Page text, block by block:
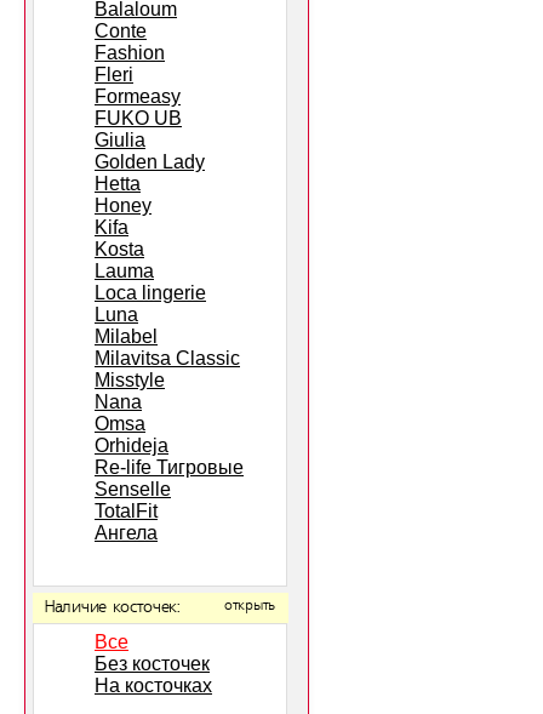
Balaloum
Conte
Fashion
Fleri
Formeasy
FUKO UB
Giulia
Golden Lady
Hetta
Honey
Kifa
Kosta
Lauma
Loca lingerie
Luna
Milabel
Milavitsa Classic
Misstyle
Nana
Omsa
Orhideja
Re-life Тигровые
Senselle
TotalFit
Ангела
Наличие косточек: открыть
Все
Без косточек
На косточках